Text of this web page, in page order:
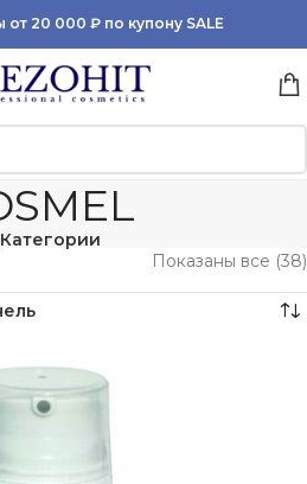
20 000 ₽ по купону SALE
Категории
Показаны все (38)